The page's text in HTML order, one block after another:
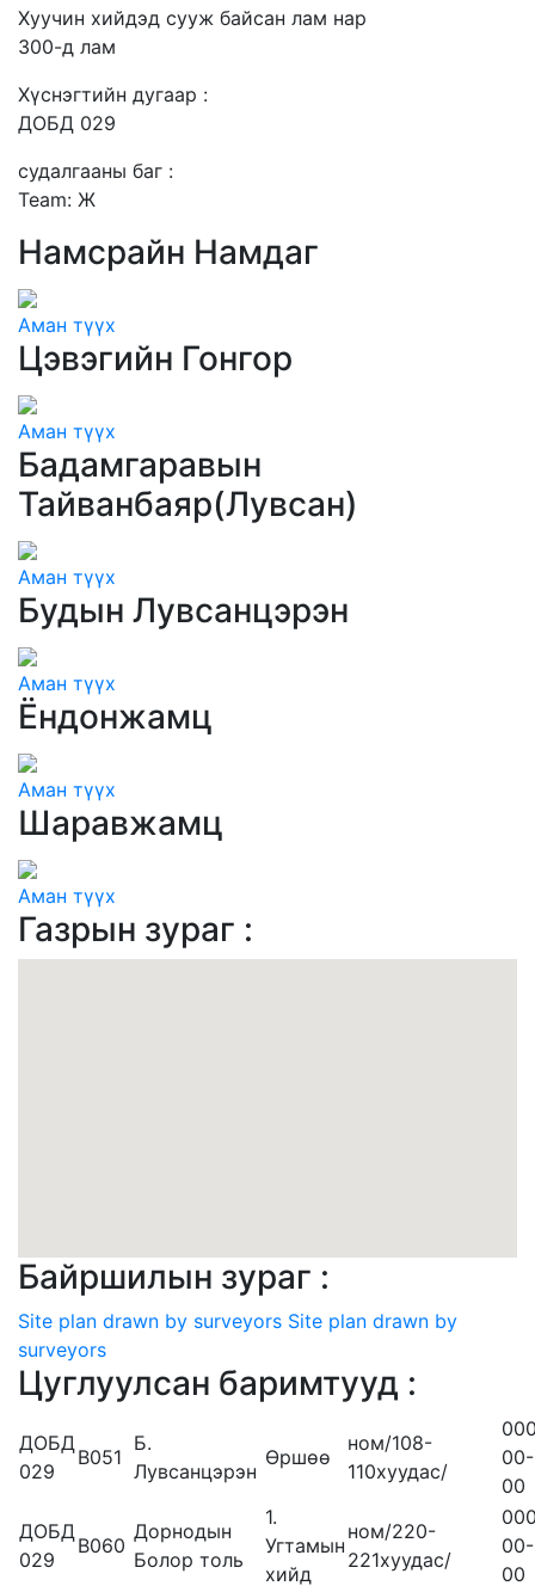
Хуучин хийдэд сууж байсан лам нар
300-д лам
Хүснэгтийн дугаар :
ДОБД 029
судалгааны баг :
Team: Ж
Намсрайн Намдаг
Аман түүх
Цэвэгийн Гонгор
Аман түүх
Бадамгаравын
Тайванбаяр(Лувсан)
Аман түүх
Будын Лувсанцэрэн
Аман түүх
Ёндонжамц
Аман түүх
Шаравжамц
Аман түүх
Газрын зураг :
Байршилын зураг :
Site plan drawn by surveyors Site plan drawn by
surveyors
Цуглуулсан баримтууд :
ДОБД
029
B051
Б.
Лувсанцэрэн
Өршөө
ном/108-
110хуудас/
00-
00
ДОБД
029
B060
Дорнодын
Болор толь
1.
Угтамын
хийд
ном/220-
221хуудас/
00-
00